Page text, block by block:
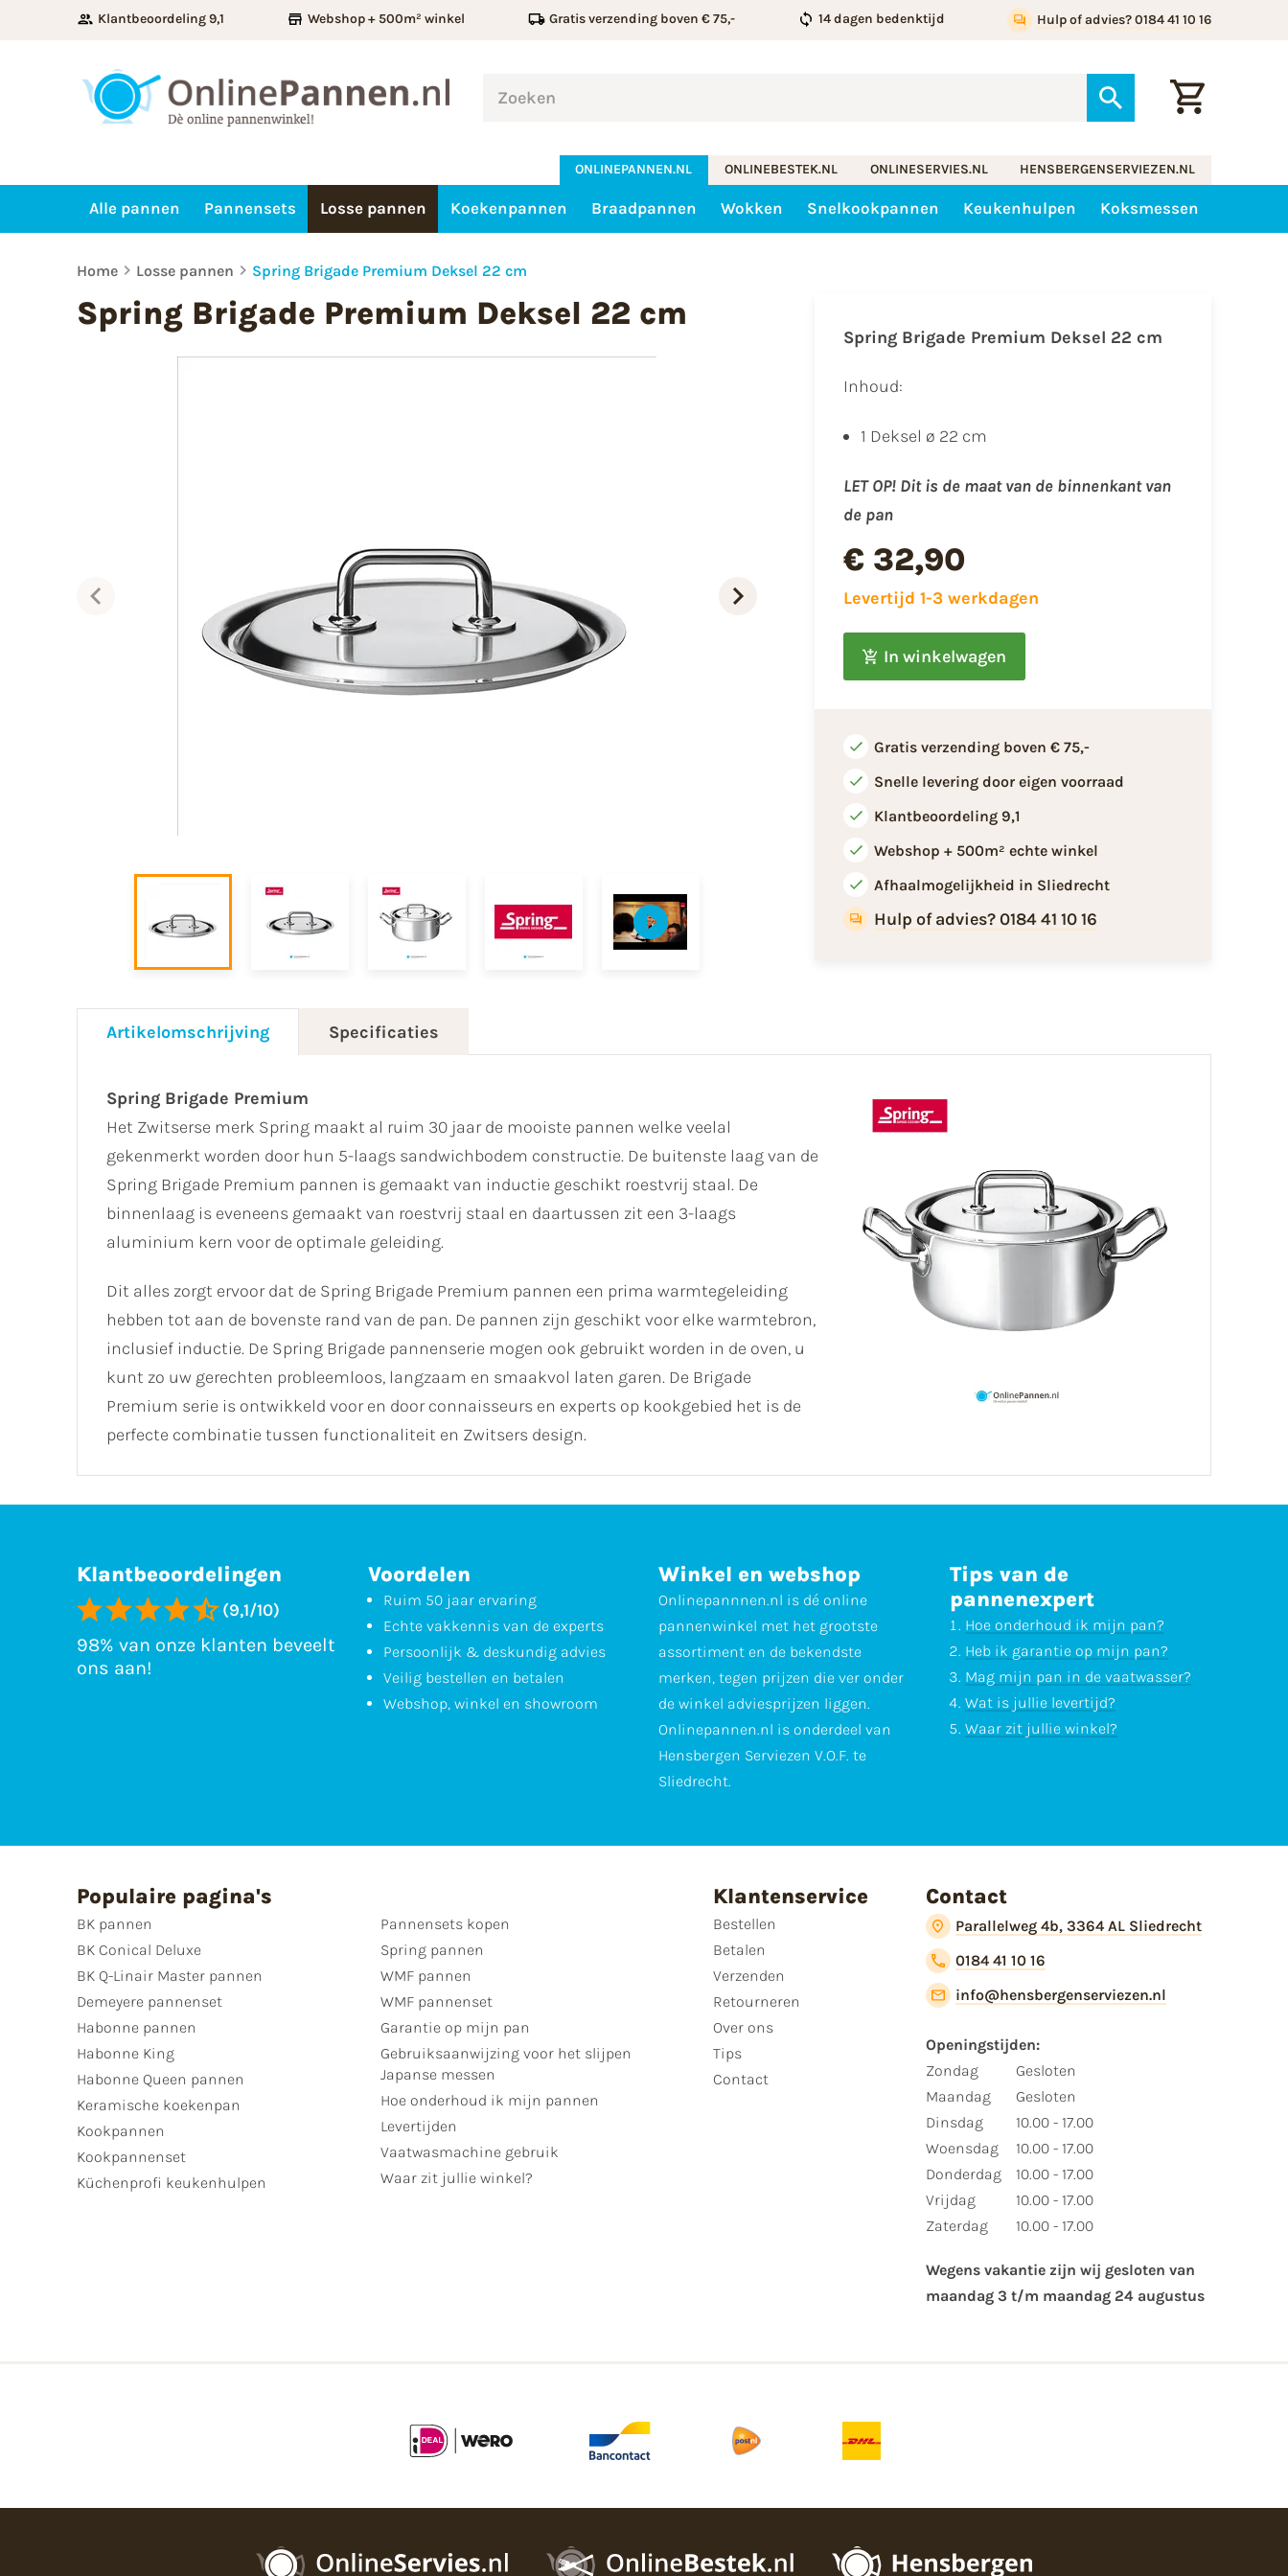
Klantbeoordeling 9,1 Webshop + 500m² winkel Gratis verzending boven € 75,- 14 dagen bedenktijd Hulp of advies? 0184 41 10 16
ONLINEPANNEN.NL ONLINEBESTEK.NL ONLINESERVIES.NL HENSBERGENSERVIEZEN.NL
Alle pannen Pannensets Losse pannen Koekenpannen Braadpannen Wokken Snelkookpannen Keukenhulpen Koksmessen
Home Losse pannen Spring Brigade Premium Deksel 22 cm
Spring Brigade Premium Deksel 22 cm
Spring Brigade Premium Deksel 22 cm
Inhoud:
1 Deksel ø 22 cm
LET OP! Dit is de maat van de binnenkant van
de pan
€ 32,90
Levertijd 1-3 werkdagen
In winkelwagen
Gratis verzending boven € 75,-
Snelle levering door eigen voorraad
Klantbeoordeling 9,1
Webshop + 500m² echte winkel
Afhaalmogelijkheid in Sliedrecht
Hulp of advies? 0184 41 10 16
Artikelomschrijving Specificaties
Spring Brigade Premium
Het Zwitserse merk Spring maakt al ruim 30 jaar de mooiste pannen welke veelal
gekenmerkt worden door hun 5-laags sandwichbodem constructie. De buitenste laag van de
Spring Brigade Premium pannen is gemaakt van inductie geschikt roestvrij staal. De
binnenlaag is eveneens gemaakt van roestvrij staal en daartussen zit een 3-laags
aluminium kern voor de optimale geleiding.
Dit alles zorgt ervoor dat de Spring Brigade Premium pannen een prima warmtegeleiding
hebben tot aan de bovenste rand van de pan. De pannen zijn geschikt voor elke warmtebron,
inclusief inductie. De Spring Brigade pannenserie mogen ook gebruikt worden in de oven, u
kunt zo uw gerechten probleemloos, langzaam en smaakvol laten garen. De Brigade
Premium serie is ontwikkeld voor en door connaisseurs en experts op kookgebied het is de
perfecte combinatie tussen functionaliteit en Zwitsers design.
Klantbeoordelingen
(9,1/10)
98% van onze klanten beveelt
ons aan!
Voordelen
Ruim 50 jaar ervaring
Echte vakkennis van de experts
Persoonlijk & deskundig advies
Veilig bestellen en betalen
Webshop, winkel en showroom
Winkel en webshop
Onlinepannnen.nl is dé online
pannenwinkel met het grootste
assortiment en de bekendste
merken, tegen prijzen die ver onder
de winkel adviesprijzen liggen.
Onlinepannen.nl is onderdeel van
Hensbergen Serviezen V.O.F. te
Sliedrecht.
Tips van de
pannenexpert
Hoe onderhoud ik mijn pan?
Heb ik garantie op mijn pan?
Mag mijn pan in de vaatwasser?
Wat is jullie levertijd?
Waar zit jullie winkel?
Populaire pagina's
BK pannen
BK Conical Deluxe
BK Q-Linair Master pannen
Demeyere pannenset
Habonne pannen
Habonne King
Habonne Queen pannen
Keramische koekenpan
Kookpannen
Kookpannenset
Küchenprofi keukenhulpen
Pannensets kopen
Spring pannen
WMF pannen
WMF pannenset
Garantie op mijn pan
Gebruiksaanwijzing voor het slijpen
Japanse messen
Hoe onderhoud ik mijn pannen
Levertijden
Vaatwasmachine gebruik
Waar zit jullie winkel?
Klantenservice
Bestellen
Betalen
Verzenden
Retourneren
Over ons
Tips
Contact
Contact
Parallelweg 4b, 3364 AL Sliedrecht
0184 41 10 16
info@hensbergenserviezen.nl
Openingstijden:​
​Zondag
Maandag
Dinsdag
Woensdag
Donderdag
Vrijdag
Zaterdag
Gesloten
Gesloten
10.00 - 17.00
10.00 - 17.00
10.00 - 17.00
10.00 - 17.00
10.00 - 17.00
Wegens vakantie zijn wij gesloten van ​
maandag 3 t/m maandag 24 augustus